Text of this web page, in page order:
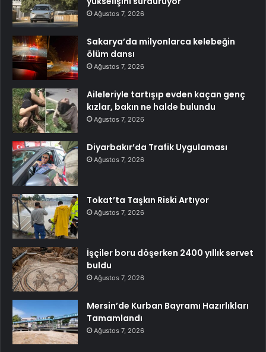
Ağustos 7, 2026
Sakarya’da milyonlarca kelebeğin
ölüm dansı
Ağustos 7, 2026
Aileleriyle tartışıp evden kaçan genç
kızlar, bakın ne halde bulundu
Ağustos 7, 2026
Diyarbakır’da Trafik Uygulaması
Ağustos 7, 2026
Tokat’ta Taşkın Riski Artıyor
Ağustos 7, 2026
İşçiler boru döşerken 2400 yıllık servet
buldu
Ağustos 7, 2026
Mersin’de Kurban Bayramı Hazırlıkları
Tamamlandı
Ağustos 7, 2026